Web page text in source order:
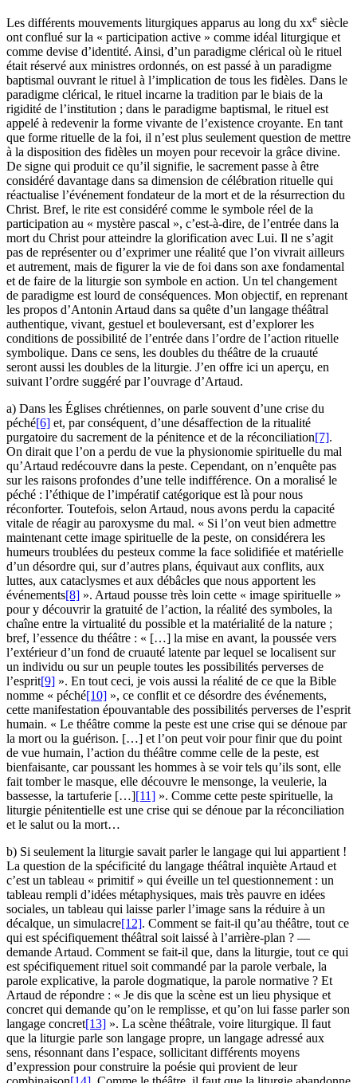
Les différents mouvements liturgiques apparus au long du xxe siècle
ont conflué sur la « participation active » comme idéal liturgique et
comme devise d’identité. Ainsi, d’un paradigme clérical où le rituel
était réservé aux ministres ordonnés, on est passé à un paradigme
baptismal ouvrant le rituel à l’implication de tous les fidèles. Dans le
paradigme clérical, le rituel incarne la tradition par le biais de la
rigidité de l’institution ; dans le paradigme baptismal, le rituel est
appelé à redevenir la forme vivante de l’existence croyante. En tant
que forme rituelle de la foi, il n’est plus seulement question de mettre
à la disposition des fidèles un moyen pour recevoir la grâce divine.
De signe qui produit ce qu’il signifie, le sacrement passe à être
considéré davantage dans sa dimension de célébration rituelle qui
réactualise l’événement fondateur de la mort et de la résurrection du
Christ. Bref, le rite est considéré comme le symbole réel de la
participation au « mystère pascal », c’est-à-dire, de l’entrée dans la
mort du Christ pour atteindre la glorification avec Lui. Il ne s’agit
pas de représenter ou d’exprimer une réalité que l’on vivrait ailleurs
et autrement, mais de figurer la vie de foi dans son axe fondamental
et de faire de la liturgie son symbole en action. Un tel changement
de paradigme est lourd de conséquences. Mon objectif, en reprenant
les propos d’Antonin Artaud dans sa quête d’un langage théâtral
authentique, vivant, gestuel et bouleversant, est d’explorer les
conditions de possibilité de l’entrée dans l’ordre de l’action rituelle
symbolique. Dans ce sens, les doubles du théâtre de la cruauté
seront aussi les doubles de la liturgie. J’en offre ici un aperçu, en
suivant l’ordre suggéré par l’ouvrage d’Artaud.
a) Dans les Églises chrétiennes, on parle souvent d’une crise du
péché[6] et, par conséquent, d’une désaffection de la ritualité
purgatoire du sacrement de la pénitence et de la réconciliation[7].
On dirait que l’on a perdu de vue la physionomie spirituelle du mal
qu’Artaud redécouvre dans la peste. Cependant, on n’enquête pas
sur les raisons profondes d’une telle indifférence. On a moralisé le
péché : l’éthique de l’impératif catégorique est là pour nous
réconforter. Toutefois, selon Artaud, nous avons perdu la capacité
vitale de réagir au paroxysme du mal. « Si l’on veut bien admettre
maintenant cette image spirituelle de la peste, on considérera les
humeurs troublées du pesteux comme la face solidifiée et matérielle
d’un désordre qui, sur d’autres plans, équivaut aux conflits, aux
luttes, aux cataclysmes et aux débâcles que nous apportent les
événements[8] ». Artaud pousse très loin cette « image spirituelle »
pour y découvrir la gratuité de l’action, la réalité des symboles, la
chaîne entre la virtualité du possible et la matérialité de la nature ;
bref, l’essence du théâtre : « […] la mise en avant, la poussée vers
l’extérieur d’un fond de cruauté latente par lequel se localisent sur
un individu ou sur un peuple toutes les possibilités perverses de
l’esprit[9] ». En tout ceci, je vois aussi la réalité de ce que la Bible
nomme « péché[10] », ce conflit et ce désordre des événements,
cette manifestation épouvantable des possibilités perverses de l’esprit
humain. « Le théâtre comme la peste est une crise qui se dénoue par
la mort ou la guérison. […] et l’on peut voir pour finir que du point
de vue humain, l’action du théâtre comme celle de la peste, est
bienfaisante, car poussant les hommes à se voir tels qu’ils sont, elle
fait tomber le masque, elle découvre le mensonge, la veulerie, la
bassesse, la tartuferie […][11] ». Comme cette peste spirituelle, la
liturgie pénitentielle est une crise qui se dénoue par la réconciliation
et le salut ou la mort…
b) Si seulement la liturgie savait parler le langage qui lui appartient !
La question de la spécificité du langage théâtral inquiète Artaud et
c’est un tableau « primitif » qui éveille un tel questionnement : un
tableau rempli d’idées métaphysiques, mais très pauvre en idées
sociales, un tableau qui laisse parler l’image sans la réduire à un
décalque, un simulacre[12]. Comment se fait-il qu’au théâtre, tout ce
qui est spécifiquement théâtral soit laissé à l’arrière-plan ? —
demande Artaud. Comment se fait-il que, dans la liturgie, tout ce qui
est spécifiquement rituel soit commandé par la parole verbale, la
parole explicative, la parole dogmatique, la parole normative ? Et
Artaud de répondre : « Je dis que la scène est un lieu physique et
concret qui demande qu’on le remplisse, et qu’on lui fasse parler son
langage concret[13] ». La scène théâtrale, voire liturgique. Il faut
que la liturgie parle son langage propre, un langage adressé aux
sens, résonnant dans l’espace, sollicitant différents moyens
d’expression pour construire la poésie qui provient de leur